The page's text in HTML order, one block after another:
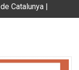
Catalunya |